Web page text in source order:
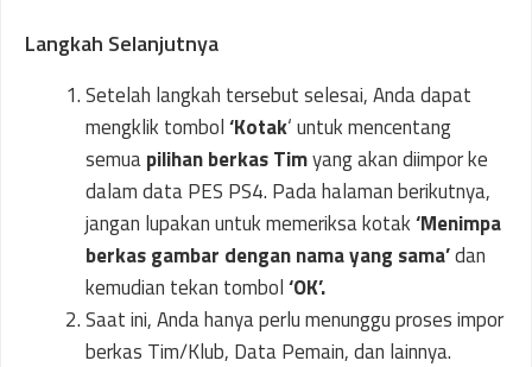
Langkah Selanjutnya
Setelah langkah tersebut selesai, Anda dapat
mengklik tombol‘Kotak‘ untuk mencentang
semuapilihan berkas Timyang akan diimpor ke
dalam data PES PS4. Pada halaman berikutnya,
jangan lupakan untuk memeriksa kotak‘Menimpa
berkas gambar dengan nama yang sama’dan
kemudian tekan tombol‘OK’.
Saat ini, Anda hanya perlu menunggu proses impor
berkas Tim/Klub, Data Pemain, dan lainnya.